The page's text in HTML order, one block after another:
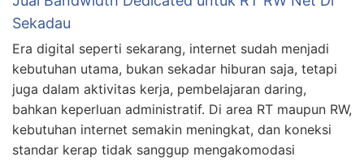
Sekadau
Era digital seperti sekarang, internet sudah menjadi
kebutuhan utama, bukan sekadar hiburan saja, tetapi
juga dalam aktivitas kerja, pembelajaran daring,
bahkan keperluan administratif. Di area RT maupun RW,
kebutuhan internet semakin meningkat, dan koneksi
standar kerap tidak sanggup mengakomodasi